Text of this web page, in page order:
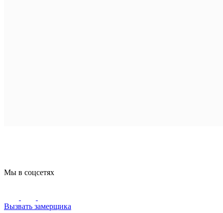
Мы в соцсетях
Вызвать замерщика